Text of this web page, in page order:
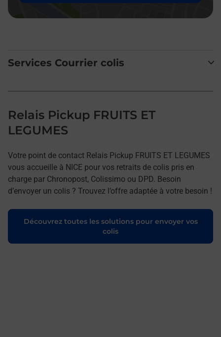
Services Courrier colis
Relais Pickup FRUITS ET
LEGUMES
Votre point de contact Relais Pickup FRUITS ET LEGUMES
vous accueille à NICE pour vos retraits de colis pris en
charge par Chronopost, Colissimo ou DPD. Besoin
d’envoyer un colis ? Trouvez l’offre adaptée à votre besoin !
Découvrez toutes les solutions pour envoyer vos
colis